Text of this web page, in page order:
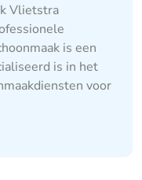
Vlietstra
is een
is in het
voor